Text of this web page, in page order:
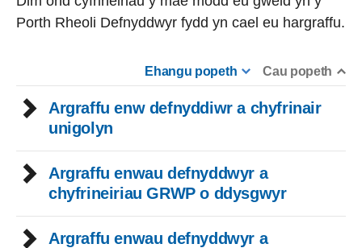
Porth Rheoli Defnyddwyr fydd yn cael eu hargraffu.
Ehangu popeth Cau popeth
Argraffu enw defnyddiwr a chyfrinair
unigolyn
Argraffu enwau defnyddwyr a
chyfrineiriau GRWP o ddysgwyr
Argraffu enwau defnyddwyr a